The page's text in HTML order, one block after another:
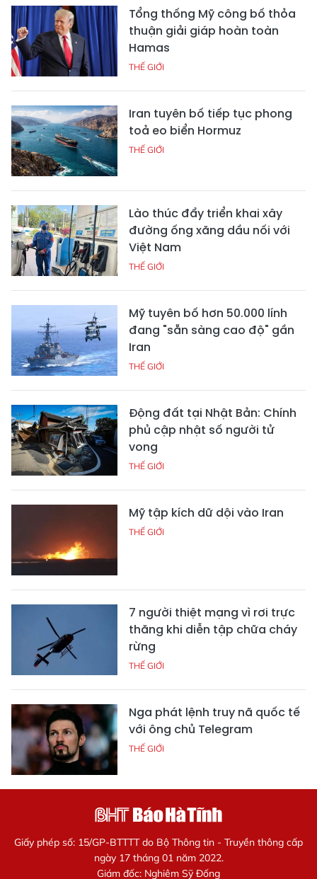
Tổng thống Mỹ công bố thỏa
thuận giải giáp hoàn toàn
Hamas
THẾ GIỚI
Iran tuyên bố tiếp tục phong
toả eo biển Hormuz
THẾ GIỚI
Lào thúc đẩy triển khai xây
đường ống xăng dầu nối với
Việt Nam
THẾ GIỚI
Mỹ tuyên bố hơn 50.000 lính
đang "sẵn sàng cao độ" gần
Iran
THẾ GIỚI
Động đất tại Nhật Bản: Chính
phủ cập nhật số người tử
vong
THẾ GIỚI
Mỹ tập kích dữ dội vào Iran
THẾ GIỚI
7 người thiệt mạng vì rơi trực
thăng khi diễn tập chữa cháy
rừng
THẾ GIỚI
Nga phát lệnh truy nã quốc tế
với ông chủ Telegram
THẾ GIỚI
Giấy phép số: 15/GP-BTTTT do Bộ Thông tin - Truyền thông cấp
ngày 17 tháng 01 năm 2022.
Giám đốc: Nghiêm Sỹ Đống